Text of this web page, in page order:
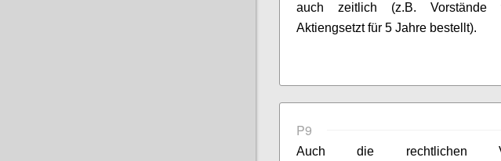
auch zeitlich (z.B. Vorstände
Aktiengsetzt für 5 Jahre bestellt).
P9
Auch die rechtlichen